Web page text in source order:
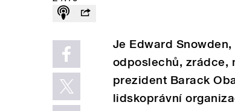
Je Edward
odposlechů, zrádce,
prezident Barack
lidskoprávní